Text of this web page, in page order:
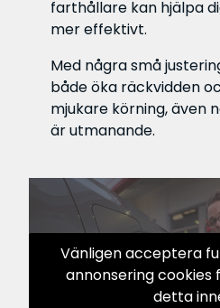
farthållare kan hjälpa
mer effektivt.
Med några små
både öka räckvidden
mjukare körning, även
är utmanande.
Vänligen acceptera
annonsering
detta